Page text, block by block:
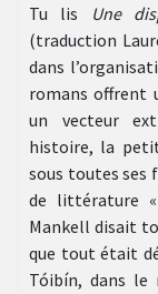
Tu lis
Une
(traduction
dans
romans offrent
un vecteur
histoire, la
sous toutes ses
de littérature
Mankell disait
que tout était
Tóibín, dans le